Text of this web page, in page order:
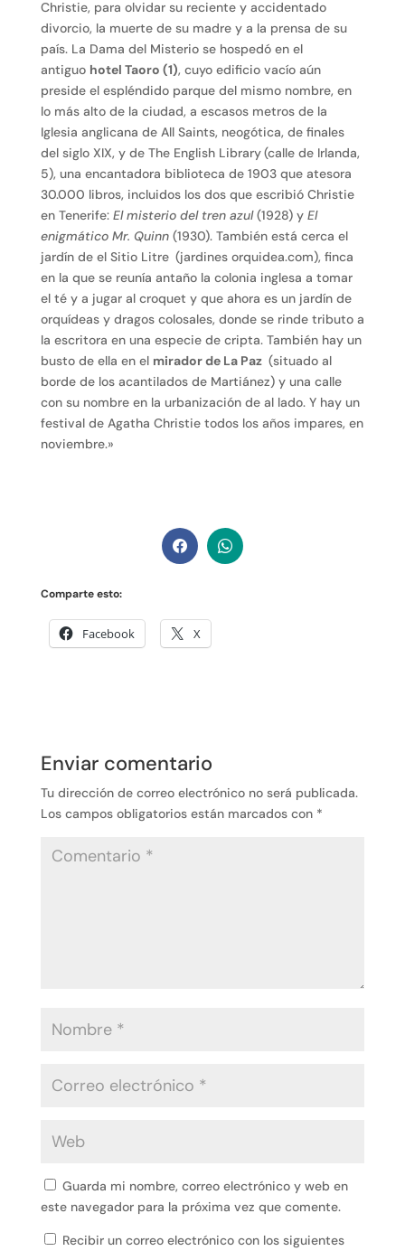
Christie, para olvidar su reciente y accidentado
divorcio, la muerte de su madre y a la prensa de su
país. La Dama del Misterio se hospedó en el
antiguo hotel Taoro (1), cuyo edificio vacío aún
preside el espléndido parque del mismo nombre, en
lo más alto de la ciudad, a escasos metros de la
Iglesia anglicana de All Saints, neogótica, de finales
del siglo XIX, y de The English Library(calle de Irlanda,
5), una encantadora biblioteca de 1903 que atesora
30.000 libros, incluidos los dos que escribió Christie
en Tenerife: El misterio del tren azul(1928) y El
enigmático Mr. Quinn(1930). También está cerca el
jardín de el Sitio Litre (jardines orquidea.com), finca
en la que se reunía antaño la colonia inglesa a tomar
el té y a jugar al croquet y que ahora es un jardín de
orquídeas y dragos colosales, donde se rinde tributo a
la escritora en una especie de cripta. También hay un
busto de ella en el mirador de La Paz (situado al
borde de los acantilados de Martiánez) y una calle
con su nombre en la urbanización de al lado. Y hay un
festival de Agatha Christie todos los años impares, en
noviembre.»
Comparte esto:
Facebook X
Enviar comentario
Tu dirección de correo electrónico no será publicada.
Los campos obligatorios están marcados con *
Guarda mi nombre, correo electrónico y web en
este navegador para la próxima vez que comente.
Recibir un correo electrónico con los siguientes